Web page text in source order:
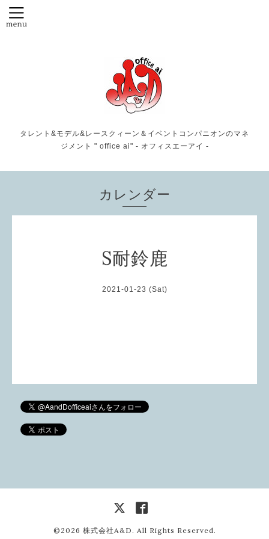
タレント&モデル&レースクィーン＆イベントコンパニオンのマネ
ジメント " office ai" - オフィスエーアイ -
カレンダー
S耐鈴鹿
2021-01-23 (Sat)
©2026 株式会社A&D . All Rights Reserved.